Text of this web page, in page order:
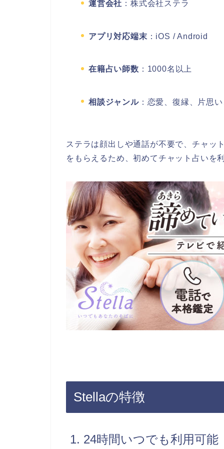
運営会社 ：株式会社ステラ
アプリ対応端末 ：iOS / Android
在籍占い師数 ：1000名以上
相談ジャンル：恋愛、復縁、片思
ステラは顔出しや通話が不要で、チャッ
をもらえるため、初めてチャット占いを
Stellaの特徴
1. 24時間いつでも利用可能